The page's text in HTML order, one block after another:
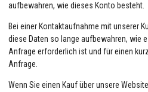
aufbewahren, wie dieses Konto besteht.
Bei einer Kontaktaufnahme mit unserer
diese Daten so lange aufbewahren, wie
Anfrage erforderlich ist und für einen
Anfrage.
Wenn Sie einen Kauf über unsere